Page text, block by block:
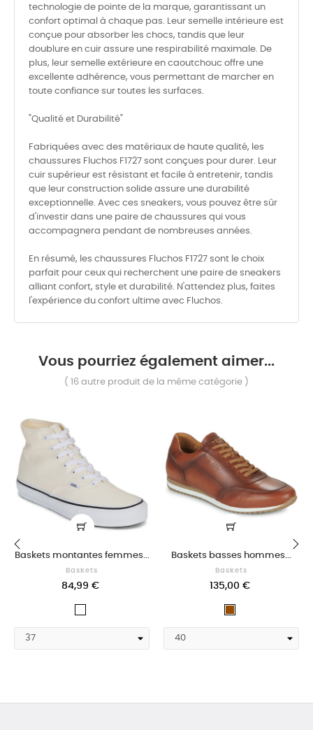
technologie de pointe de la marque, garantissant un
confort optimal à chaque pas. Leur semelle intérieure est
conçue pour absorber les chocs, tandis que leur
doublure en cuir assure une respirabilité maximale. De
plus, leur semelle extérieure en caoutchouc offre une
excellente adhérence, vous permettant de marcher en
toute confiance sur toutes les surfaces.
"Qualité et Durabilité"
Fabriquées avec des matériaux de haute qualité, les
chaussures Fluchos F1727 sont conçues pour durer. Leur
cuir supérieur est résistant et facile à entretenir, tandis
que leur construction solide assure une durabilité
exceptionnelle. Avec ces sneakers, vous pouvez être sûr
d'investir dans une paire de chaussures qui vous
accompagnera pendant de nombreuses années.
En résumé, les chaussures Fluchos F1727 sont le choix
parfait pour ceux qui recherchent une paire de sneakers
alliant confort, style et durabilité. N'attendez plus, faites
l'expérience du confort ultime avec Fluchos.
Vous pourriez également aimer...
( 16 autre produit de la même catégorie )
Baskets montantes femmes...
Baskets
84,99 €
Baskets basses hommes...
Baskets
135,00 €